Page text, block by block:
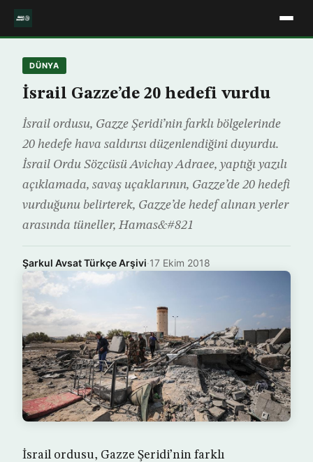
DÜNYA
İsrail Gazze’de 20 hedefi vurdu
İsrail ordusu, Gazze Şeridi’nin farklı bölgelerinde
20 hedefe hava saldırısı düzenlendiğini duyurdu.
İsrail Ordu Sözcüsü Avichay Adraee, yaptığı yazılı
açıklamada, savaş uçaklarının, Gazze’de 20 hedefi
vurduğunu belirterek, Gazze’de hedef alınan yerler
arasında tüneller, Hamas&#821
Şarkul Avsat Türkçe Arşivi·17 Ekim 2018
İsrail ordusu, Gazze Şeridi’nin farklı